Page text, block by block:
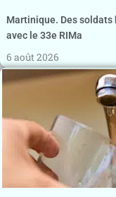
Martinique. Des
avec le 33e RIMa
6 août 2026